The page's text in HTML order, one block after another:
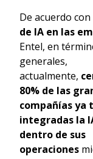
De acuerdo
de IA en las
Entel, en
generales,
actualmente,
80% de las
compañías ya
integradas la
dentro de sus
operaciones